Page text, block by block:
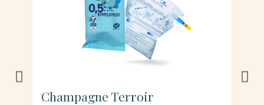
Champagne Terroir